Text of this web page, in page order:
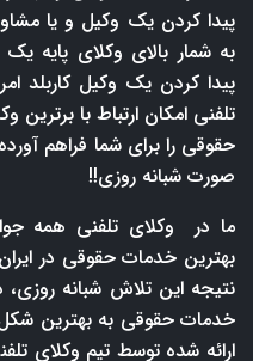
پیدا کردن یک وکیل و یا
به شمار بالای وکلای پایه
پیدا کردن یک وکیل کاربلد
تلفنی امکان ارتباط با
حقوقی را برای شما فراهم
صورت شبانه روزی!!
ما در وکلای تلفنی همه
بهترین خدمات حقوقی در
نتیجه این تلاش شبانه
خدمات حقوقی به بهترین
ارائه شده توسط تیم وکلای